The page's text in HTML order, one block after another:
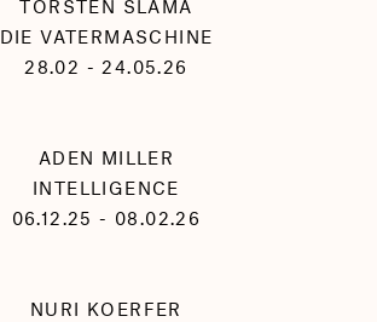
TORSTEN SLAMA
DIE VATERMASCHINE
28.02 - 24.05.26
ADEN MILLER
INTELLIGENCE
06.12.25 - 08.02.26
NURI KOERFER